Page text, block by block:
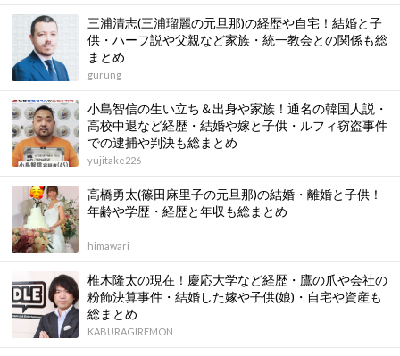
三浦清志(三浦瑠麗の元旦那)の経歴や自宅！結婚と子
供・ハーフ説や父親など家族・統一教会との関係も総
まとめ
gurung
小島智信の生い立ち＆出身や家族！通名の韓国人説・
高校中退など経歴・結婚や嫁と子供・ルフィ窃盗事件
での逮捕や判決も総まとめ
yujitake226
高橋勇太(篠田麻里子の元旦那)の結婚・離婚と子供！
年齢や学歴・経歴と年収も総まとめ
himawari
椎木隆太の現在！慶応大学など経歴・鷹の爪や会社の
粉飾決算事件・結婚した嫁や子供(娘)・自宅や資産も
総まとめ
KABURAGIREMON